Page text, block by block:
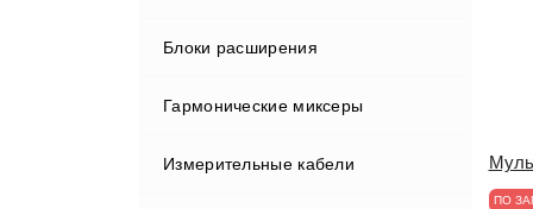
Tektronix
АКИП
Rohde&Schwarz
АКИП
Блоки расширения
Гармонические миксеры
Измерительные кабели
ПО